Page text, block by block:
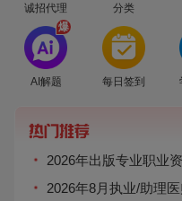
诚招代理 分类
爆
AI解题 每日签到
2026年出版专业职业
2026年8月执业/助理